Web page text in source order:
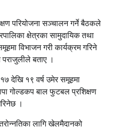
परियोजना सञ्चालन गर्ने बैठकले
क्षेत्रका सामुदायिक तथा
विभाजन गरी कार्यक्रम गरिने
पराजुलीले बताए ।
देखि १९ वर्ष उमेर समूहमा
गोल्डकप बाल फुटबल प्रशिक्षण
।
लागि खेलमैदानको